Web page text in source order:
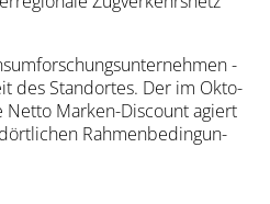
-
des Stand­or­tes. Der im Okto­
Mar­ken-Dis­count agiert
Rah­men­be­din­gun­